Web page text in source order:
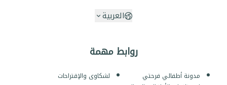
روابط مهمة
مدونة أطفالي فرحتي
لشكاوى والإقتراحات
العربية